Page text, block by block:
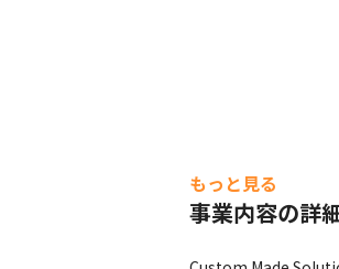
もっと見る
事業内容の詳